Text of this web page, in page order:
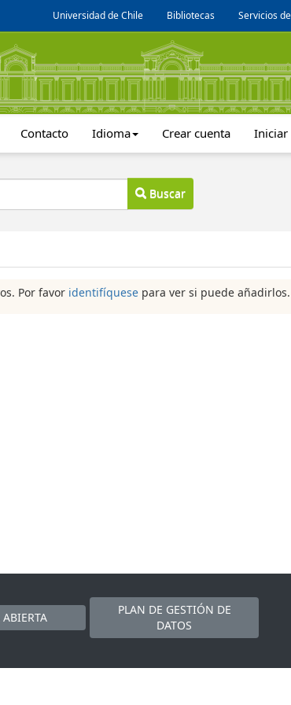
Universidad de Chile Bibliotecas Servicios
Contacto Idioma Crear cuenta Iniciar
Buscar
Por favor identifíquese para ver si puede añadirlos.
PLAN DE GESTIÓN DE
DATOS